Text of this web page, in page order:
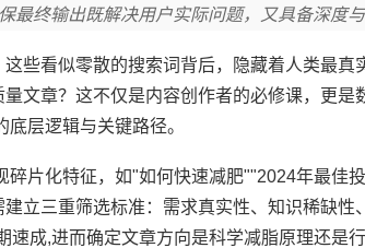
终输出既解决用户实际问题，又具备深度与
些看似零散的搜索词背后，隐藏着人类最真
文章？这不仅是内容创作者的必修课，更是
层逻辑与关键路径。
片化特征，如"如何快速减肥""2024年最佳
立三重筛选标准：需求真实性、知识稀缺性
成,进而确定文章方向是科学减脂原理还是行